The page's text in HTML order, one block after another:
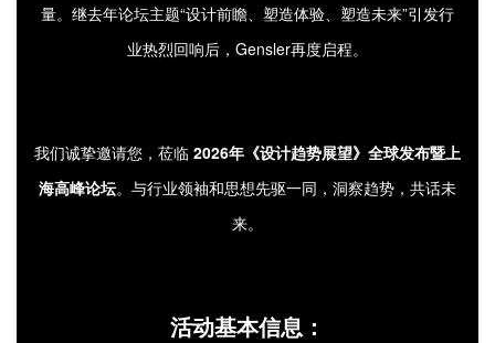
关于我们
量。继去年论坛主题“设计前瞻、塑造体验、塑造未来”引发行
业热烈回响后，Gensler再度启程。
我们诚挚邀请您，莅临 2026年《设计趋势展望》全球发布暨上
海高峰论坛。与行业领袖和思想先驱一同，洞察趋势，共话未
来。
活动基本信息：